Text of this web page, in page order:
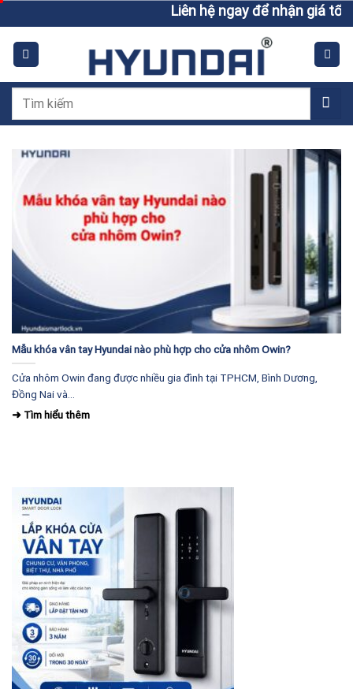
to
content
Liên hệ ngay để nhận giá tốt
Tìm
Mẫu khóa vân tay Hyundai nào phù hợp cho cửa nhôm Owin?
Cửa nhôm Owin đang được nhiều gia đình tại TPHCM, Bình Dương,
Đồng Nai và...